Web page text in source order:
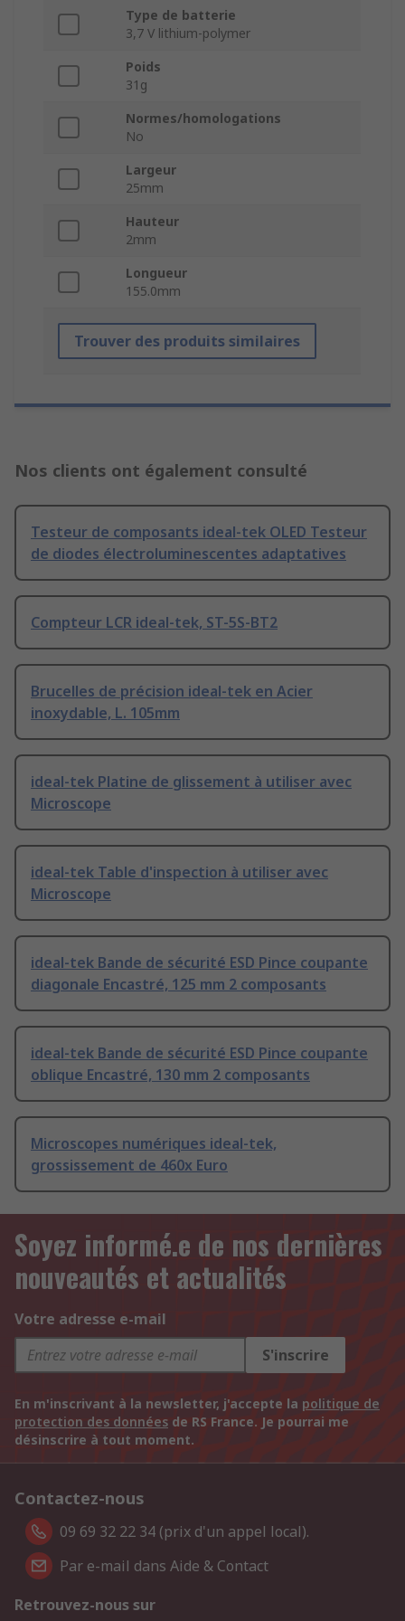
Type de batterie
3,7 V lithium-polymer
Poids
31g
Normes/homologations
No
Largeur
25mm
Hauteur
2mm
Longueur
155.0mm
Trouver des produits similaires
Nos clients ont également consulté
Testeur de composants ideal-tek OLED Testeur
de diodes électroluminescentes adaptatives
Compteur LCR ideal-tek, ST-5S-BT2
Brucelles de précision ideal-tek en Acier
inoxydable, L. 105mm
ideal-tek Platine de glissement à utiliser avec
Microscope
ideal-tek Table d'inspection à utiliser avec
Microscope
ideal-tek Bande de sécurité ESD Pince coupante
diagonale Encastré, 125 mm 2 composants
ideal-tek Bande de sécurité ESD Pince coupante
oblique Encastré, 130 mm 2 composants
Microscopes numériques ideal-tek,
grossissement de 460x Euro
Soyez informé.e de nos dernières
nouveautés et actualités
Votre adresse e-mail
S'inscrire
En m'inscrivant à la newsletter, j'accepte la politique de
protection des données de RS France. Je pourrai me
désinscrire à tout moment.
Contactez-nous
09 69 32 22 34 (prix d'un appel local).
Par e-mail dans Aide & Contact
Retrouvez-nous sur